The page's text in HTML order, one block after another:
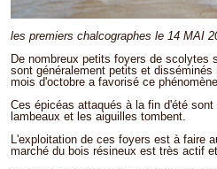
les premiers chalcographes le 14 MAI
De nombreux petits foyers de scolytes
sont généralement petits et
mois d'octobre a favorisé ce
Ces épicéas attaqués à la fin d'été
lambeaux et les aiguilles tombent.
L'exploitation de ces foyers est à faire
marché du bois résineux est très actif